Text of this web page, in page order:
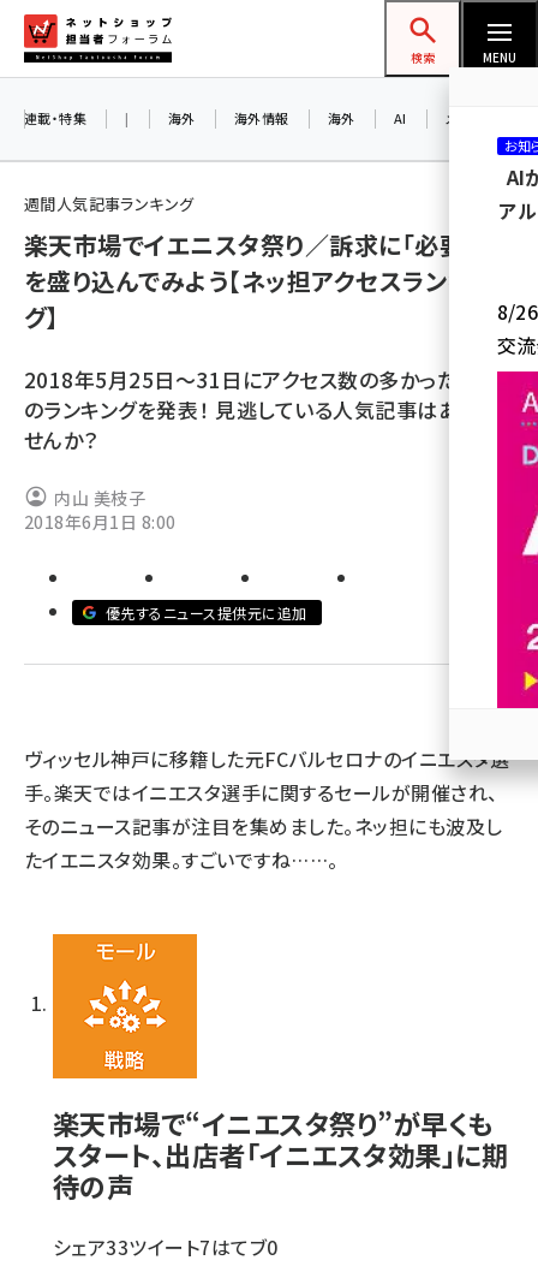
ン
ネットショップ担当者フォーラム
検索 MENU
amazon (2236)
ecbeing (1204)
アスクル (1112)
base (1068)
ビィ・フォアード (769)
revico (737)
連載・特集 | 海外 海外情報 海外 AI メタバース
週間人気記事ランキング
楽天市場でイエニスタ祭り／訴求に「必要性」
を盛り込んでみよう【ネッ担アクセスランキン
グ】
2018年5月25日～31日にアクセス数の多かった記事
のランキングを発表！ 見逃している人気記事はありま
せんか？
内山 美枝子
2018年6月1日 8:00
優先するニュース提供元に追加
ヴィッセル神戸に移籍した元FCバルセロナのイニエスタ選
手。楽天ではイニエスタ選手に関するセールが開催され、
そのニュース記事が注目を集めました。ネッ担にも波及し
たイエニスタ効果。すごいですね……。
楽天市場で“イニエスタ祭り”が早くも
スタート、出店者「イニエスタ効果」に期
待の声
シェア33ツイート7はてブ0
お知
AI
ア
8/26
交
参